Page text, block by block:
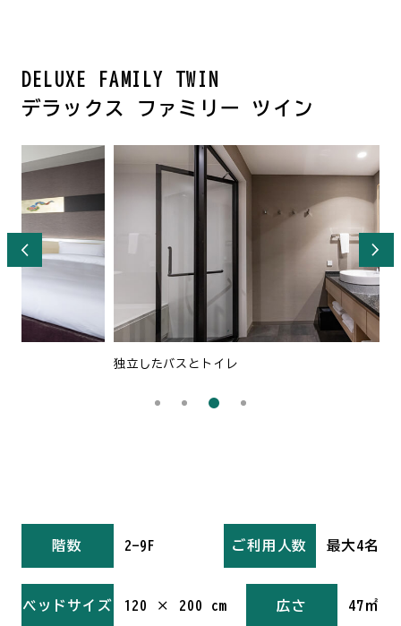
DELUXE FAMILY TWIN
デラックス ファミリー ツイン
独立したバスとトイレ
階数 2-9F ご利用人数 最大4名
ベッドサイズ 120 × 200 cm 広さ 47㎡